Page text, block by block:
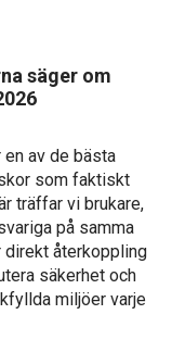
säger om
en av de bästa
som faktiskt
träffar vi brukare,
på samma
direkt återkoppling
säkerhet och
miljöer varje